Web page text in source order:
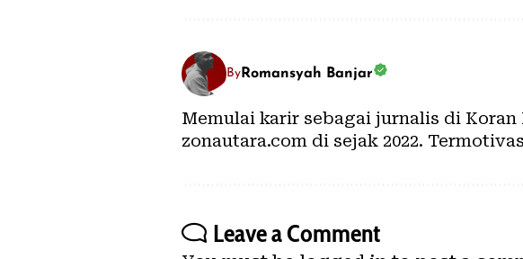
By Romansyah Banjar
Memulai karir sebagai jurnalis di
zonautara.com di sejak 2022.
Leave a Comment